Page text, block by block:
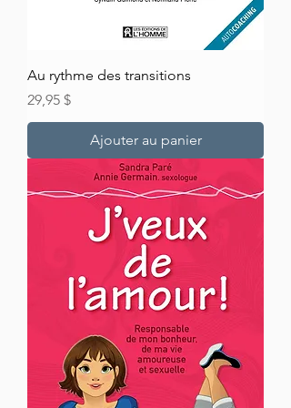
Au rythme des transitions
Prix
29,95 $
Ajouter au panier